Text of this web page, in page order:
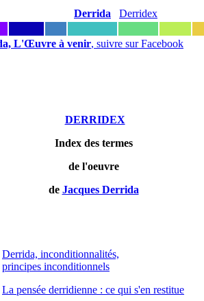
Derrida Derridex
L'Œuvre à venir, suivre sur Facebook
DERRIDEX
Index des termes
de l'oeuvre
de Jacques Derrida
Derrida, inconditionnalités,
principes inconditionnels
La pensée derridienne : ce qui s'en restitue